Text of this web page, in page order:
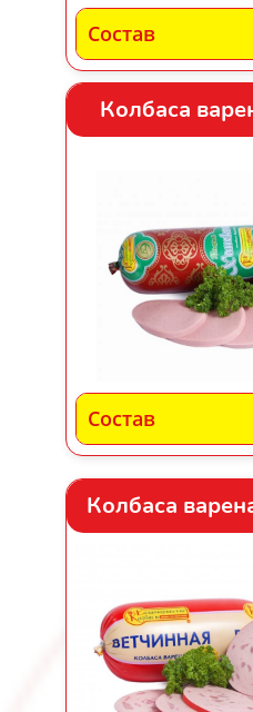
Состав
Колбаса
Состав
Колбаса